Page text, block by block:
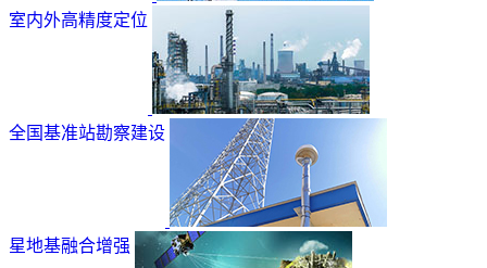
室内外高精度定位
全国基准站勘察建设
星地基融合增强